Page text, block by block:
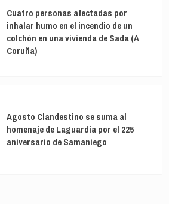
Cuatro personas afectadas por
inhalar humo en el incendio de un
colchón en una vivienda de Sada (A
Coruña)
Agosto Clandestino se suma al
homenaje de Laguardia por el 225
aniversario de Samaniego